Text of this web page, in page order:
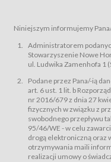
podmiotom z branży
Bilety – wybrane
Usługodawcą i
przewidziane przez
do uczestnictwa w wielu
Sklep – sklep internetowy
Regulamin – niniejszy
§ 2
Postanowienia ogólne
Regulamin określa zasady:
świadczenia
zastrzeżeniem usług,
zasady świadczenia
Niniejszym informujemy
Administratorem
Stowarzyszenie Nowe
ul. Ludwika Zamenhofa 1
Podane przez Pana/-ią
art. 6 ust. 1 lit. b
nr 2016/679 z dnia 27
fizycznych w związku z
swobodnego przepływu
95/46/WE - w celu
drogą elektroniczną oraz
otrzymywania maili
realizacji umowy o